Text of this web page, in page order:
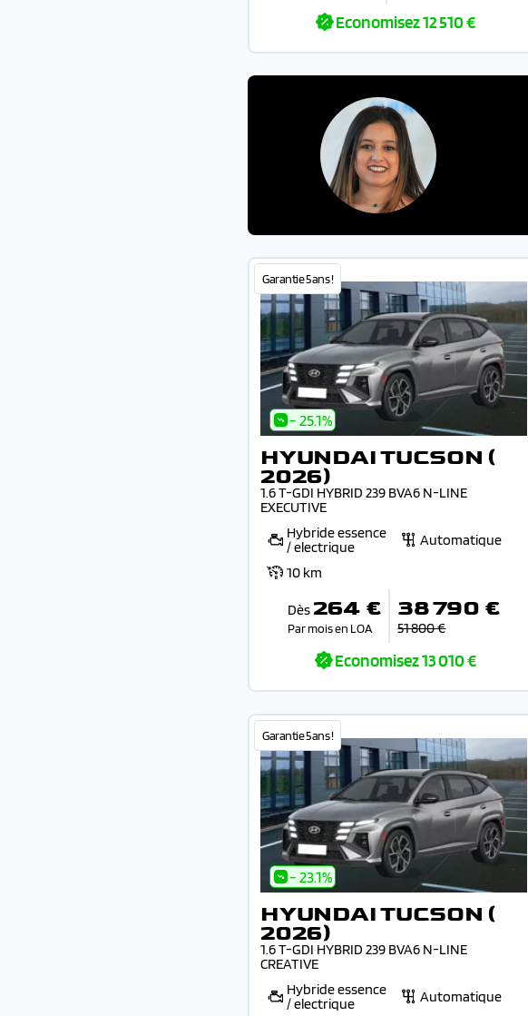
Economisez12 510 €
Garantie 5 ans !
- 25.1%
HYUNDAI TUCSON (
2026)
1.6 T-GDI HYBRID 239 BVA6 N-LINE
EXECUTIVE
Hybride essence
/ electrique
Automatique
10 km
Dès 264 €
Par mois en LOA
38 790 €
51 800 €
Economisez13 010 €
Garantie 5 ans !
- 23.1%
HYUNDAI TUCSON (
2026)
1.6 T-GDI HYBRID 239 BVA6 N-LINE
CREATIVE
Hybride essence
/ electrique
Automatique